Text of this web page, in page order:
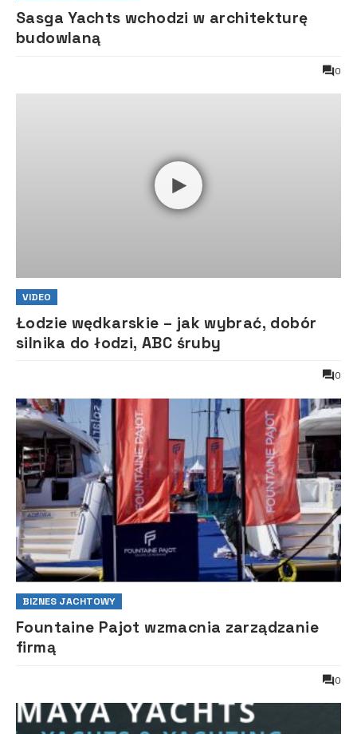
Sasga Yachts wchodzi w architekturę
budowlaną
0
VIDEO
Łodzie wędkarskie – jak wybrać, dobór
silnika do łodzi, ABC śruby
0
BIZNES JACHTOWY
Fountaine Pajot wzmacnia zarządzanie
firmą
0